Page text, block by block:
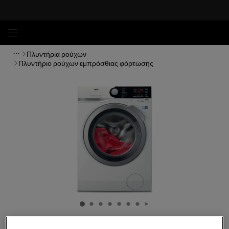
Πλυντήρια ρούχων
Πλυντήριο ρούχων εμπρόσθιας φόρτωσης